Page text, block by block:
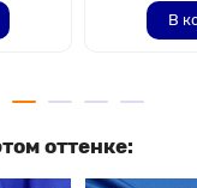
В
оттенке: